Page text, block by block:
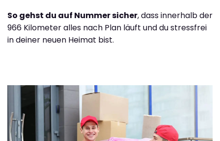
So gehst du auf Nummer sicher, dass innerhalb der
966 Kilometer alles nach Plan läuft und du stressfrei
in deiner neuen Heimat bist.